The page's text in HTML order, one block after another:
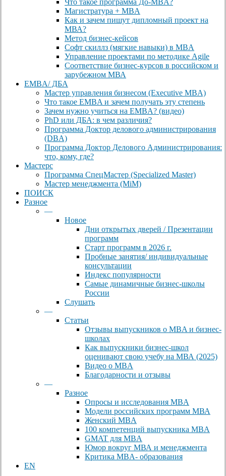
Магистратура + MBA
Как и зачем пишут дипломный проект на
МВА?
Метод бизнес-кейсов
Софт скиллз (мягкие навыки) в MBA
Управление проектами по методике Agile
Соответствие бизнес-курсов в российском и
зарубежном МВА
EMBA/ ДБA
Мастер управления бизнесом (Executive MBA)
Что такое EMBA и зачем получать эту степень
Зачем нужно учиться на EMBA? (видео)
PhD или ДБА: в чем различия?
Программа Доктор делового администрирования
(DBА)
Программа Доктор Делового Администрирования:
что, кому, где?
Мастерс
Программа СпецМастер (Specialized Master)
Мастер менеджмента (MiM)
ПОИСК
Разное
—
Новое
Дни открытых дверей / Презентации
программ
Старт программ в 2026 г.
Пробные занятия/ индивидуальные
консультации
Индекс популярности
Самые динамичные бизнес-школы
России
Слушать
—
Статьи
Отзывы выпускников о MBA и бизнес-
школах
Как выпускники бизнес-школ
оценивают свою учебу на МВА (2025)
Видео о MBA
Благодарности и отзывы
—
Разное
Опросы и исследования MBA
Модели российских программ МВА
Женский MBA
100 компетенций выпускника MBA
GMAT для MBA
Юмор вокруг МВА и менеджмента
Критика MBA- образования
EN